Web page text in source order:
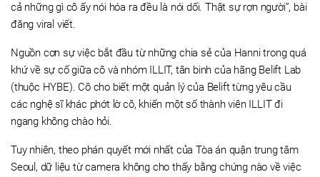
cả những gì cô ấy nói hóa ra đều là nói dối. Thật sự rợn người”, bài
đăng viral viết.
Nguồn cơn sự việc bắt đầu từ những chia sẻ của Hanni trong quá
khứ về sự cố giữa cô và nhóm ILLIT, tân binh của hãng Belift Lab
(thuộc HYBE). Cô cho biết một quản lý của Belift từng yêu cầu
các nghệ sĩ khác phớt lờ cô, khiến một số thành viên ILLIT đi
ngang không chào hỏi.
Tuy nhiên, theo phán quyết mới nhất của Tòa án quận trung tâm
Seoul, dữ liệu từ camera không cho thấy bằng chứng nào về việc